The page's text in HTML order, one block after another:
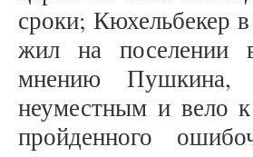
сроки; Кюхельбекер
жил на поселении
мнению Пушкина,
неуместным и вело
пройденного